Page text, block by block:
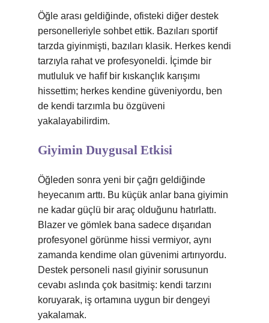
Öğle arası geldiğinde, ofisteki diğer destek
personelleriyle sohbet ettik. Bazıları sportif
tarzda giyinmişti, bazıları klasik. Herkes kendi
tarzıyla rahat ve profesyoneldi. İçimde bir
mutluluk ve hafif bir kıskançlık karışımı
hissettim; herkes kendine güveniyordu, ben
de kendi tarzımla bu özgüveni
yakalayabilirdim.
Giyimin Duygusal Etkisi
Öğleden sonra yeni bir çağrı geldiğinde
heyecanım arttı. Bu küçük anlar bana giyimin
ne kadar güçlü bir araç olduğunu hatırlattı.
Blazer ve gömlek bana sadece dışarıdan
profesyonel görünme hissi vermiyor, aynı
zamanda kendime olan güvenimi artırıyordu.
Destek personeli nasıl giyinir sorusunun
cevabı aslında çok basitmiş: kendi tarzını
koruyarak, iş ortamına uygun bir dengeyi
yakalamak.